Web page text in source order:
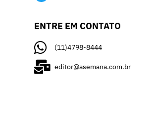
ENTRE EM CONTATO
(11)4798-8444
editor@asemana.com.br